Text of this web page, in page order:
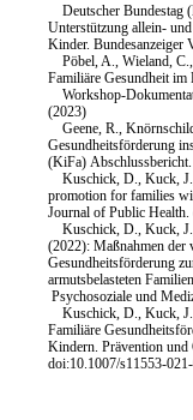
Deutscher Bundestag
Unterstützung allein-
Kinder. Bundesanzeiger
Pöbel, A., Wieland,
Familiäre Gesundheit
Workshop-
(2023)
Geene, R.,
Gesundheitsförderung
(KiFa) Abschlussbericht.
Kuschick, D., Kuck,
promotion for families
Journal of Public
Kuschick, D., Kuck,
(2022): Maßnahmen der
Gesundheitsförderung
armutsbelasteten
Psychosoziale und
Kuschick, D., Kuck, J.,
Familiäre
Kindern. Prävention und
doi:10.1007/s11553-